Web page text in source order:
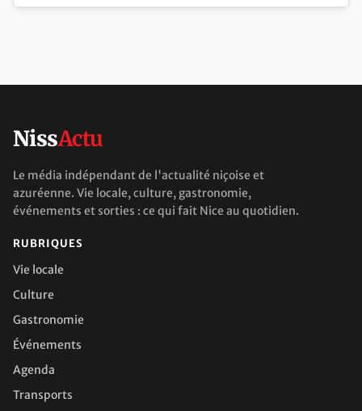
NissActu
Le média indépendant de l'actualité niçoise et
azuréenne. Vie locale, culture, gastronomie,
événements et sorties : ce qui fait Nice au quotidien.
RUBRIQUES
Vie locale
Culture
Gastronomie
Événements
Agenda
Transports